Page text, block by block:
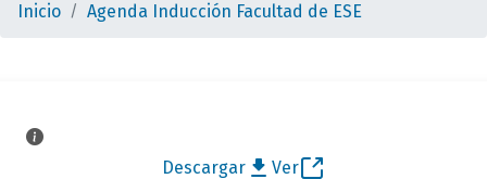
Inicio Agenda Inducción Facultad de ESE
Descargar Ver